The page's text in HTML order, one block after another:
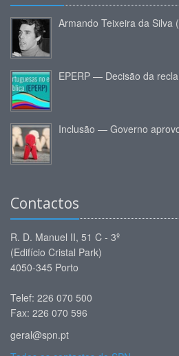
Armando Teixeira da Silva
EPERP — Decisão da
Inclusão — Governo
Contactos
R. D. Manuel II, 51 C - 3º
(Edifício Cristal Park)
4050-345 Porto
Telef: 226 070 500
Fax: 226 070 596
geral@spn.pt